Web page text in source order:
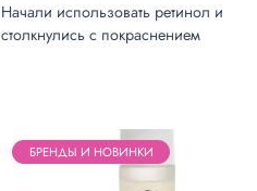
Начали использовать ретинол и
столкнулись с покраснением
БРЕНДЫ И НОВИНКИ